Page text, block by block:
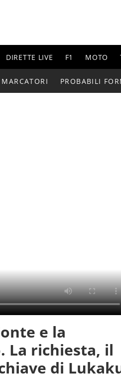
DIRETTE LIVE F1 MOTO
MARCATORI PROBABILI
e la
La richiesta, il
di